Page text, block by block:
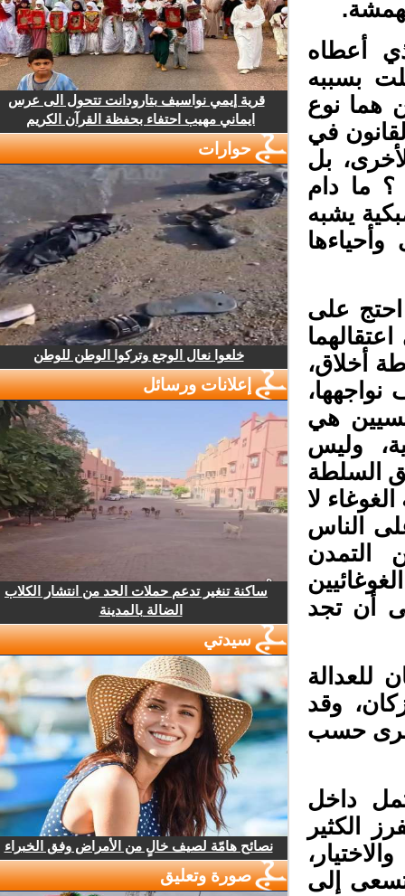
أعطاه
بسببه
هما نوع
في
بل
؟ ما دام
يشبه
على
أخلاق،
هي
وليس
السلطة
لا
الناس
أن تجد
للعدالة
وقد
حسب
داخل
الكثير
إلى
قرية إيمي نواسيف بتارودانت تتحول الى عرس
ايماني مهيب احتفاء بحفظة القرآن الكريم
حوارات
خلعوا نعال الوجع وتركوا الوطن للوطن
إعلانات ورسائل
ساكنة تنغير تدعم حملات الحد من انتشار الكلاب
الضالة بالمدينة
سيدتي
نصائح هامّة لصيف خالٍ من الأمراض وفق الخبراء
صورة وتعليق